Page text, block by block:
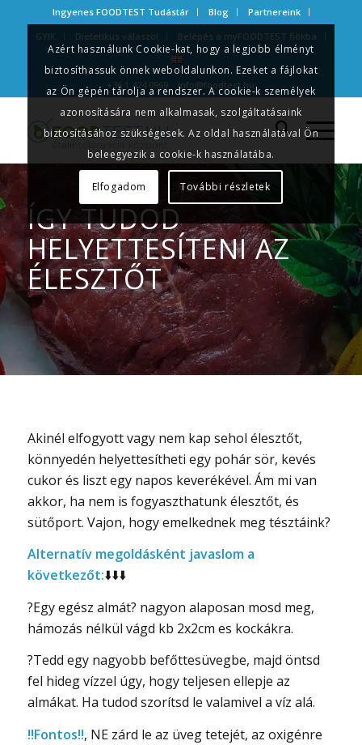
Ingyenes FOODTEST Tudástár Blog
Partnereink
GYIK
Dietetikus válaszol Belépés a myFOODTEST fiókba
+36 1 424 0969 info@foodtest.hu
ÍGY TUDOD
HELYETTESÍTENI AZ
ÉLESZTŐT
Akinél elfogyott vagy nem kap sehol élesztőt,
könnyedén helyettesítheti egy pohár sör, kevés
cukor és liszt egy napos keverékével. Ám mi van
akkor, ha nem is fogyaszthatunk élesztőt, és
sütőport. Vajon, hogy emelkednek meg tésztáink?
Alternatív megoldásként javaslom a
következőt:⬇️⬇️⬇️
?Egy egész almát? nagyon alaposan mosd meg,
hámozás nélkül vágd kb 2x2cm es kockákra.
?Tedd egy nagyobb befőttesüvegbe, majd öntsd
fel hideg vízzel úgy, hogy teljesen ellepje az
almákat. Ha tudod szorítsd le valamivel a víz alá.
‼️Fontos‼️, NE zárd le az üveg tetejét, az oxigénre
Azért használunk Cookie-kat, hogy a legjobb élményt
biztosíthassuk önnek weboldalunkon. Ezeket a fájlokat
az Ön gépén tárolja a rendszer. A cookie-k személyek
azonosítására nem alkalmasak, szolgáltatásaink
biztosításához szükségesek. Az oldal használatával Ön
beleegyezik a cookie-k használatába.
Elfogadom További részletek